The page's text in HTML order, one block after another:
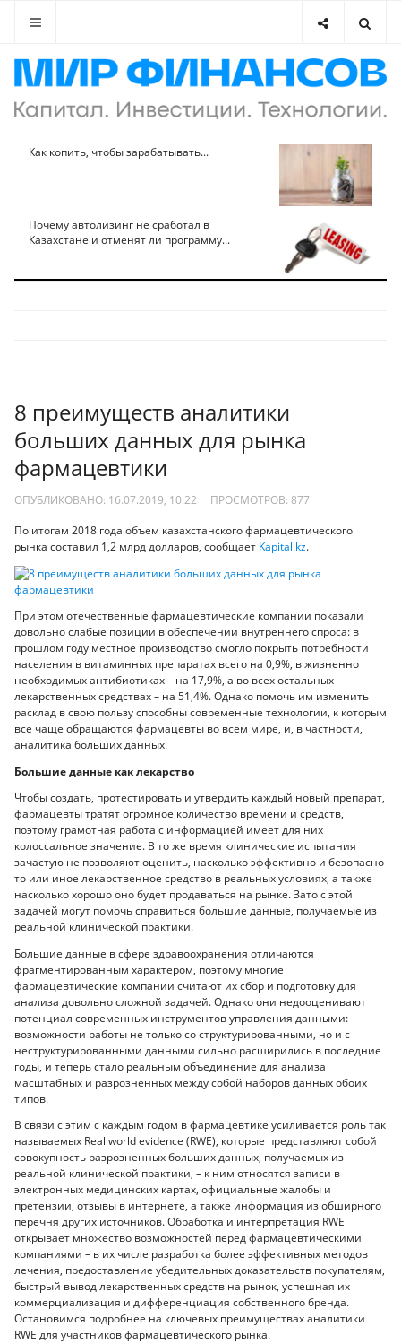
Как копить, чтобы зарабатывать...
Почему автолизинг не сработал в
Казахстане и отменят ли программу...
8 преимуществ аналитики
больших данных для рынка
фармацевтики
ОПУБЛИКОВАНО: 16.07.2019, 10:22 ПРОСМОТРОВ: 877
По итогам 2018 года объем казахстанского фармацевтического
рынка составил 1,2 млрд долларов, сообщает Kapital.kz.
При этом отечественные фармацевтические компании показали
довольно слабые позиции в обеспечении внутреннего спроса: в
прошлом году местное производство смогло покрыть потребности
населения в витаминных препаратах всего на 0,9%, в жизненно
необходимых антибиотиках – на 17,9%, а во всех остальных
лекарственных средствах – на 51,4%. Однако помочь им изменить
расклад в свою пользу способны современные технологии, к которым
все чаще обращаются фармацевты во всем мире, и, в частности,
аналитика больших данных.
Большие данные как лекарство
Чтобы создать, протестировать и утвердить каждый новый препарат,
фармацевты тратят огромное количество времени и средств,
поэтому грамотная работа с информацией имеет для них
колоссальное значение. В то же время клинические испытания
зачастую не позволяют оценить, насколько эффективно и безопасно
то или иное лекарственное средство в реальных условиях, а также
насколько хорошо оно будет продаваться на рынке. Зато с этой
задачей могут помочь справиться большие данные, получаемые из
реальной клинической практики.
Большие данные в сфере здравоохранения отличаются
фрагментированным характером, поэтому многие
фармацевтические компании считают их сбор и подготовку для
анализа довольно сложной задачей. Однако они недооценивают
потенциал современных инструментов управления данными:
возможности работы не только со структурированными, но и с
неструктурированными данными сильно расширились в последние
годы, и теперь стало реальным объединение для анализа
масштабных и разрозненных между собой наборов данных обоих
типов.
В связи с этим с каждым годом в фармацевтике усиливается роль так
называемых Real world evidence (RWE), которые представляют собой
совокупность разрозненных больших данных, получаемых из
реальной клинической практики, – к ним относятся записи в
электронных медицинских картах, официальные жалобы и
претензии, отзывы в интернете, а также информация из обширного
перечня других источников. Обработка и интерпретация RWE
открывает множество возможностей перед фармацевтическими
компаниями – в их числе разработка более эффективных методов
лечения, предоставление убедительных доказательств покупателям,
быстрый вывод лекарственных средств на рынок, успешная их
коммерциализация и дифференциация собственного бренда.
Остановимся подробнее на ключевых преимуществах аналитики
RWE для участников фармацевтического рынка.